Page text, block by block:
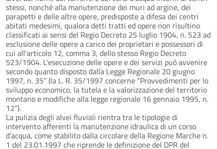
stessi, nonché alla manutenzione dei muri ad argine, dei
parapetti e delle altre opere, predisposte a difesa dei centri
abitati medesimi, qualora detti tratti ed opere non risultino
classificati ai sensi del Regio Decreto 25 luglio 1904, n. 523 ad
esclusione delle opere a carico dei proprietari e possessori di
cui all'articolo 12, comma 3, dello stesso Regio Decreto
523/1904. L'esecuzione delle opere e dei servizi può avvenire
secondo quanto disposto dalla Legge Regionale 20 giugno
1997, n. 35” (la L. R. 35/1997 concerne “Provvedimenti per lo
sviluppo economico, la tutela e la valorizzazione del territorio
montano e modifiche alla legge regionale 16 gennaio 1995, n.
12”).
La pulizia degli alvei fluviali rientra tra le tipologie di
intervento afferenti la manutenzione idraulica di un corso
d’acqua, come stabilito dalla circolare della Regione Marche n.
1 del 23.01.1997 che riprende le definizione del DPR del